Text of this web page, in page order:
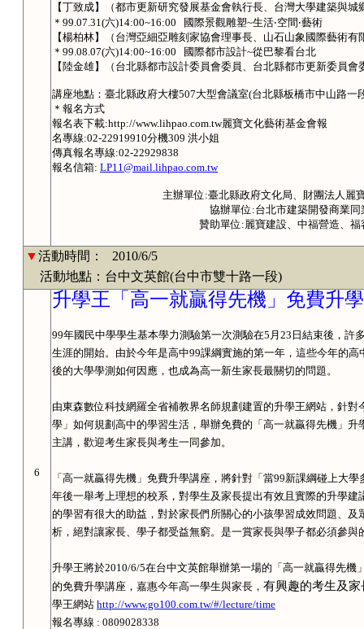
【丁致成】（都市更新研究發展基金會執行長、台灣大學建築與城
＊ 99.07.31(六)14:00~16:00 國際景觀雕塑~生活‧空間 ‧藝術
【楊柏林】（台灣亞細亞雕刻家協會理事長、山石山象國際藝術有
＊ 99.08.07(六)14:00~16:00 國際都市設計~從巴黎看台北
【陸金雄】（台北縣都市設計委員會委員、台北縣都市更新委員
講座地點：臺北縣政府大樓507大型會議室(台北縣板橋市中山路一
＊報名方式
報名表下載:http://www.lihpao.com.tw麗寶文化藝術基金會報
名專線:02-22919910分機309 洪小姐
傳真報名專線:02-22929838
報名信箱: LP11@mail.lihpao.com.tw
主辦單位 :臺北縣政府文化局、財團法人麗
協辦單位 :台北市建築開發商業同
贊助單位 :麗寶建設、中福營造、福
▼活動時間：
2010/6/5
活動地點：台中文英館(台中市雙十路一段)
6
升學王「高一就贏得先機」免費升
99年國民中學學生基本學力測驗第一次測驗在5 月 23 日 結束後，許
生涯的開始。由於今年是高中99課綱實施的第一年，這些今年的高
後的大學學測如何因應，也成為高一新生家長最關切的問題。
由東森數位科技網羅全省補教界名師規劃建置的升學王網站，針對
學」如何規劃高中的學習生活，舉辦免費的「高一就贏得先機」
主講，歡迎考生家長與考生一同參加。
「高一就贏得先機」免費升學講座，將針對「當99新課綱碰上大學
年後一舉考上理想的校系，對學生及家長提出有效且實際的升學
的學習有很大的助益，對於家長們所關心的小孩學習成效問題、
析，絕對讓家長、學子都受益無窮。是一賞家長與學子都必須參與
升學王將於2010/6/5在台中文英館舉辦第一場的「高一就贏得先機
的免費升學講座，嘉惠今年高一學生與家長， 有興趣的考生及
學王網站 http://www.go100.com.tw/#/lecture/time
報名專線 : 0809028338